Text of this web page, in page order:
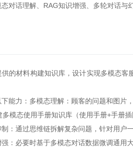
对话理解、RAG知识增强、多轮对话与
材料构建知识库，设计实现多模态客
力：多模态理解：顾客的问题和图片，
态使用手册知识库（使用手册+手册插
通过思维链拆解复杂问题，针对用户一
必要时基于多模态对话数据微调通用大